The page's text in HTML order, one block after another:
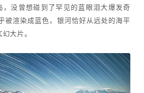
，没曾想碰到了罕见的蓝眼泪大爆发奇
被渲染成蓝色，银河恰好从远处的海平
大片。